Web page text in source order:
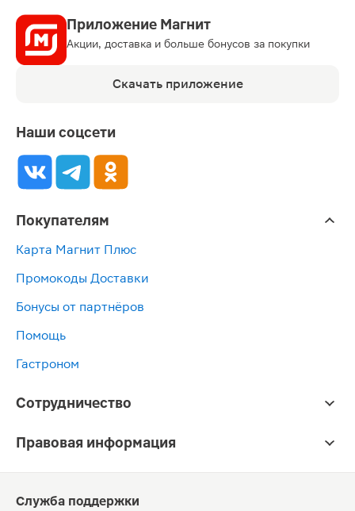
Приложение Магнит
Акции, доставка и больше бонусов за покупки
Скачать приложение
Наши соцсети
Покупателям
Карта Магнит Плюс
Промокоды Доставки
Бонусы от партнёров
Помощь
Гастроном
Сотрудничество
Правовая информация
Служба поддержки